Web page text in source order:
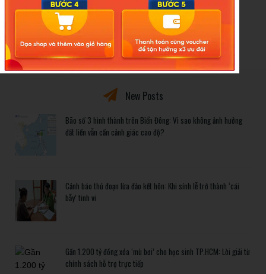
20251030074552888.htm
New Posts
Bão số 3 hình thành trên Biển Đông: Vì sao không ảnh hưởng
đất liền vẫn cần cảnh giác cao độ?
Cảnh báo thủ đoạn lừa đảo kết hôn: Khi sính lễ trở thành ‘cái
bẫy’ tinh vi
Gần 1.200 tỷ đồng xóa ‘mù bơi’ cho học sinh TP.HCM: Lời giải từ
chính sách hỗ trợ trực tiếp